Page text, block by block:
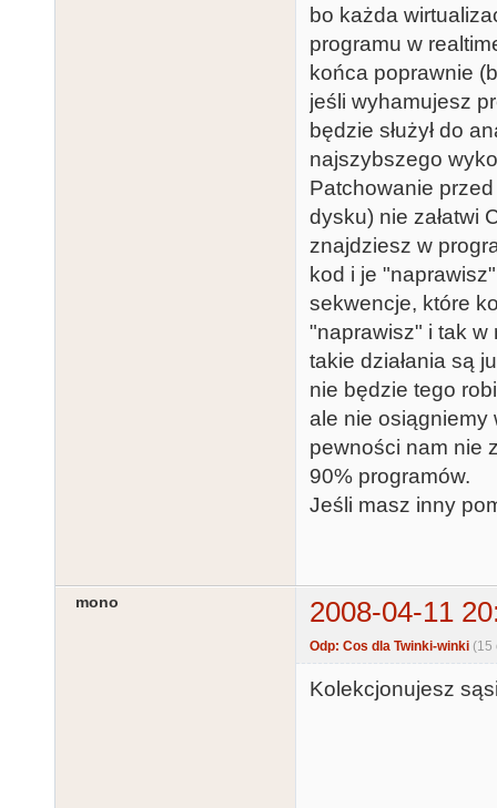
bo każda
programu w
końca poprawnie
jeśli wyhamujesz
będzie służył do
najszybszego
Patchowanie
dysku) nie załatwi
znajdziesz w
kod i je
sekwencje, które
"naprawisz" i tak
takie działania są
nie będzie tego
ale nie osiągniemy
pewności nam nie
90% programów.
Jeśli masz inny
mono 2008-04-11
Odp: Cos dla Twinki-winki (15
Kolekcjonujesz